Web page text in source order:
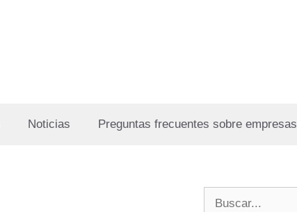
Noticias Preguntas frecuentes sobre empresas